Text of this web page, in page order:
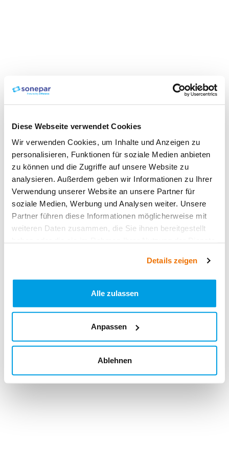
Diese Webseite verwendet Cookies
Wir verwenden Cookies, um Inhalte und Anzeigen zu
personalisieren, Funktionen für soziale Medien anbieten
zu können und die Zugriffe auf unsere Website zu
analysieren. Außerdem geben wir Informationen zu Ihrer
Verwendung unserer Website an unsere Partner für
soziale Medien, Werbung und Analysen weiter. Unsere
Partner führen diese Informationen möglicherweise mit
weiteren Daten zusammen, die Sie ihnen bereitgestellt
Details zeigen
Alle zulassen
Anpassen
Ablehnen